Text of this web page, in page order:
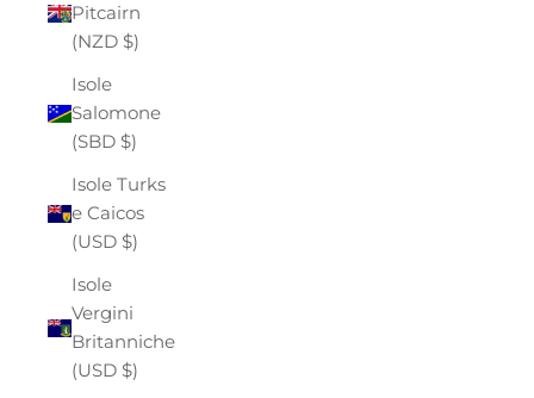
Pitcairn
(NZD $)
Isole
Salomone
(SBD $)
Isole Turks
e Caicos
(USD $)
Isole
Vergini
Britanniche
(USD $)